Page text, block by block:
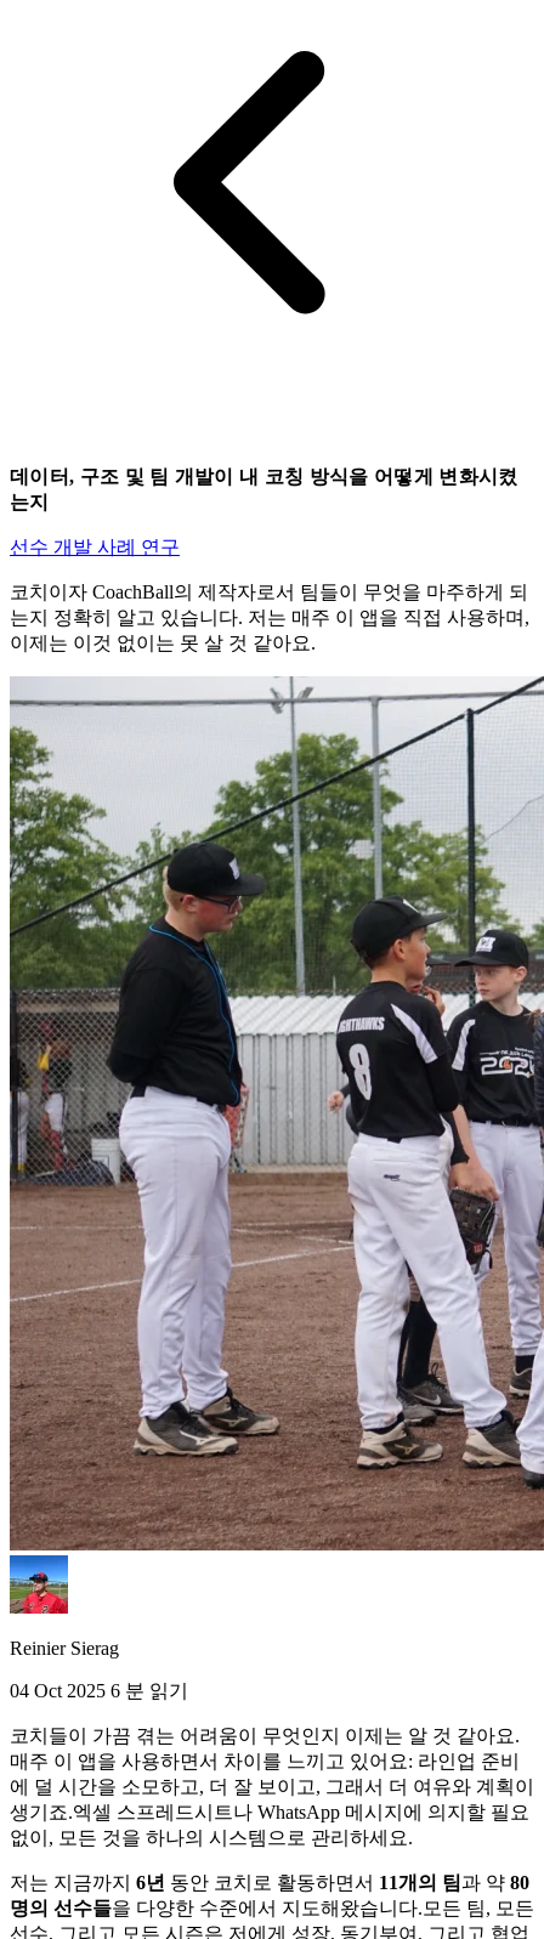
데이터, 구조 및 팀 개발이 내 코칭 방식을 어떻게 변화시켰
는지
선수 개발 사례 연구
코치이자 CoachBall의 제작자로서 팀들이 무엇을 마주하게 되
는지 정확히 알고 있습니다. 저는 매주 이 앱을 직접 사용하며,
이제는 이것 없이는 못 살 것 같아요.
Reinier Sierag
04 Oct 2025 6 분 읽기
코치들이 가끔 겪는 어려움이 무엇인지 이제는 알 것 같아요.
매주 이 앱을 사용하면서 차이를 느끼고 있어요: 라인업 준비
에 덜 시간을 소모하고, 더 잘 보이고, 그래서 더 여유와 계획이
생기죠.엑셀 스프레드시트나 WhatsApp 메시지에 의지할 필요
없이, 모든 것을 하나의 시스템으로 관리하세요.
저는 지금까지 6년 동안 코치로 활동하면서 11개의 팀과 약 80
명의 선수들을 다양한 수준에서 지도해왔습니다.모든 팀, 모든
선수, 그리고 모든 시즌은 저에게 성장, 동기부여, 그리고 협업